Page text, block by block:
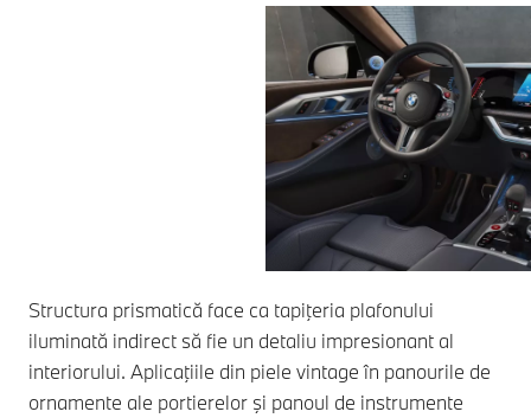
Structura prismatică face ca tapiţeria plafonului
iluminată indirect să fie un detaliu impresionant al
interiorului. Aplicaţiile din piele vintage în panourile de
ornamente ale portierelor şi panoul de instrumente